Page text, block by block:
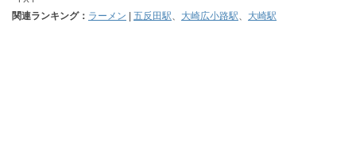
関連ランキング： ラーメン 五反田駅、 大崎広小路駅、 大崎駅